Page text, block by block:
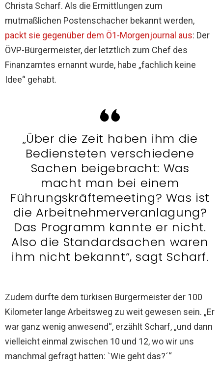
Christa Scharf. Als die Ermittlungen zum
mutmaßlichen Postenschacher bekannt werden,
packt sie gegenüber dem Ö1-Morgenjournal aus: Der
ÖVP-Bürgermeister, der letztlich zum Chef des
Finanzamtes ernannt wurde, habe „fachlich keine
Idee“ gehabt.
„Über die Zeit haben ihm die
Bediensteten verschiedene
Sachen beigebracht: Was
macht man bei einem
Führungskräftemeeting? Was ist
die Arbeitnehmerveranlagung?
Das Programm kannte er nicht.
Also die Standardsachen waren
ihm nicht bekannt“, sagt Scharf.
Zudem dürfte dem türkisen Bürgermeister der 100
Kilometer lange Arbeitsweg zu weit gewesen sein. „Er
war ganz wenig anwesend“, erzählt Scharf, „und dann
vielleicht einmal zwischen 10 und 12, wo wir uns
manchmal gefragt hatten: `Wie geht das?´“